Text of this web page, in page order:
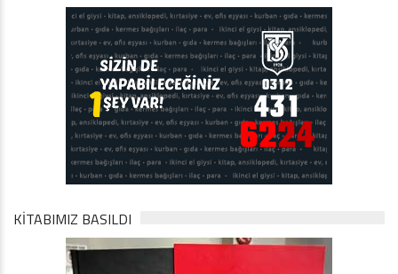
KİTABIMIZ BASILDI